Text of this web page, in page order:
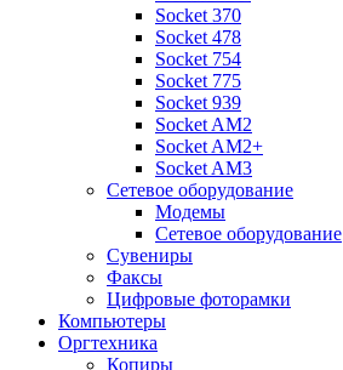
Socket 370
Socket 478
Socket 754
Socket 775
Socket 939
Socket AM2
Socket AM2+
Socket AM3
Сетевое оборудование
Модемы
Сетевое оборудование
Сувениры
Факсы
Цифровые фоторамки
Компьютеры
Оргтехника
Копиры